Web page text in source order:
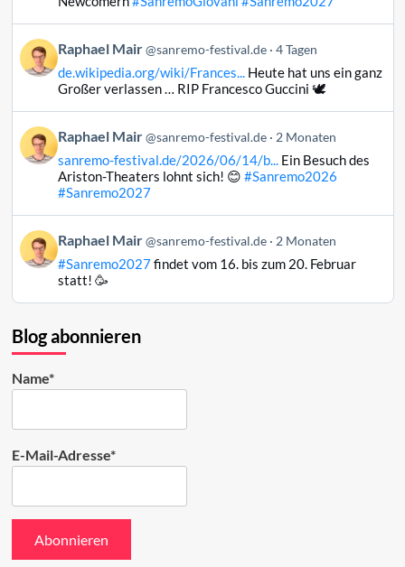
Bluesky
ansehen
Beitrag
von
Raphael
Bluesky
ansehen
Raphael Mair @sanremo-festival.de 4 Tagen
de.wikipedia.org/wiki/Frances...Heute hat uns ein ganz
Großer verlassen … RIP Francesco Guccini 🕊️
Beitrag
von
Raphael
ansehen
Raphael Mair @sanremo-festival.de 2 Monaten
sanremo-festival.de/2026/06/14/b...Ein Besuch des
Ariston-Theaters lohnt sich! 😊 #Sanremo2026
#Sanremo2027
Beitrag
von
Raphael
Bluesky
ansehen
Raphael Mair @sanremo-festival.de 2 Monaten
#Sanremo2027findet vom 16. bis zum 20. Februar
statt! 🥳
Blog abonnieren
Name*
E-Mail-Adresse*